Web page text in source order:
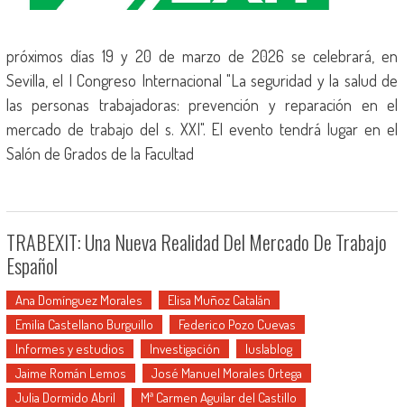
próximos días 19 y 20 de marzo de 2026 se celebrará, en
Sevilla, el I Congreso Internacional "La seguridad y la salud de
las personas trabajadoras: prevención y reparación en el
mercado de trabajo del s. XXI". El evento tendrá lugar en el
Salón de Grados de la Facultad
TRABEXIT: Una Nueva Realidad Del Mercado De Trabajo
Español
Ana Domínguez Morales
Elisa Muñoz Catalán
Emilia Castellano Burguillo
Federico Pozo Cuevas
Informes y estudios
Investigación
Iuslablog
Jaime Román Lemos
José Manuel Morales Ortega
Julia Dormido Abril
Mª Carmen Aguilar del Castillo